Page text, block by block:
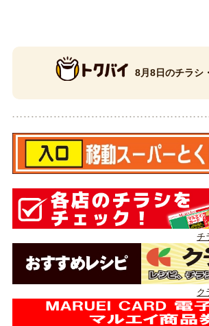
8月8日のチラシ
チ
ク